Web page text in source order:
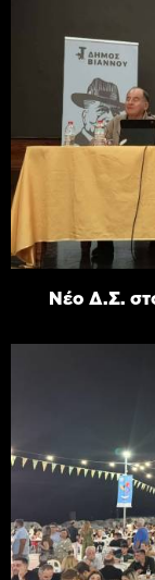
Νέο Δ.Σ.